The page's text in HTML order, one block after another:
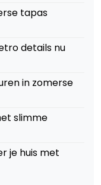
tapas
details nu
in zomerse
slimme
je huis met